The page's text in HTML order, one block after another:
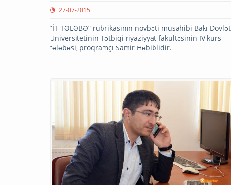
27-07-2015
“İT TƏLƏBƏ” rubrikasının növbəti müsahibi Bakı Dövlət
Universitetinin Tətbiqi riyaziyyat fakültəsinin IV kurs
tələbəsi, proqramçı Samir Həbiblidir.